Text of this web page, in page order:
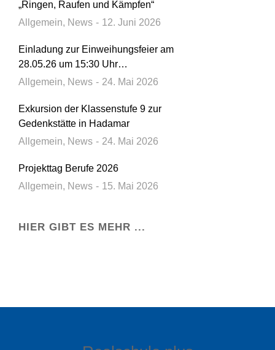
„Ringen, Raufen und Kämpfen“
Allgemein, News 12. Juni 2026
Einladung zur Einweihungsfeier am
28.05.26 um 15:30 Uhr…
Allgemein, News 24. Mai 2026
Exkursion der Klassenstufe 9 zur
Gedenkstätte in Hadamar
Allgemein, News 24. Mai 2026
Projekttag Berufe 2026
Allgemein, News 15. Mai 2026
HIER GIBT ES MEHR ...